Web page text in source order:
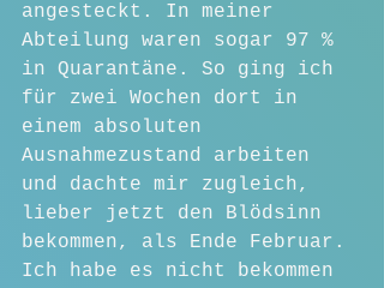
angesteckt. In meiner
Abteilung waren sogar 97 %
in Quarantäne. So ging ich
für zwei Wochen dort in
einem absoluten
Ausnahmezustand arbeiten
und dachte mir zugleich,
lieber jetzt den Blödsinn
bekommen, als Ende Februar.
Ich habe es nicht bekommen